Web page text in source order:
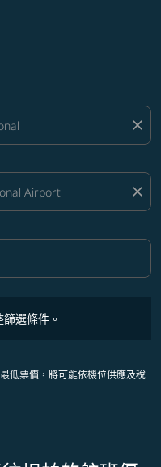
close
close
選條件。
低票價，將可能依機位供應及稅